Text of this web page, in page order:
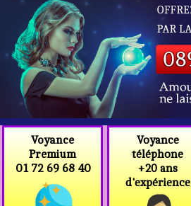
Voyance
Premium
01 72 69 68 40
Voyance
téléphone
+20 ans
d'expérience